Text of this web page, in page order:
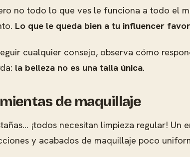
no todo lo que ves le funciona a todo el
Lo que le queda bien a tu influencer
cualquier consejo, observa cómo
la belleza no es una talla única.
de maquillaje
¡todos necesitan limpieza regular!
y acabados de maquillaje poco